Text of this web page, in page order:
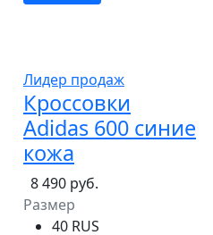
Лидер продаж
Кроссовки
Adidas 600 синие
кожа
8 490 руб.
Размер
40 RUS